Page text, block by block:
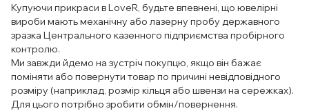
Купуючи прикраси в LoveR, будьте впевнені, що ювелірні
вироби мають механічну або лазерну пробу державного
зразка Центрального казенного підприємства пробірного
контролю.
Ми завжди йдемо на зустріч покупцю, якщо він бажає
поміняти або повернути товар по причині невідповідного
розміру (наприклад, розмір кільця або швензи на сережках).
Для цього потрібно зробити обмін/повернення.